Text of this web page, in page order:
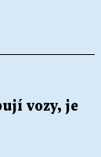
vozy, je